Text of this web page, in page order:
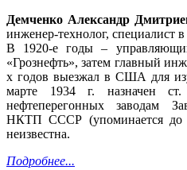
Демченко Александр
инженер-технолог, специалист
В 1920-е годы –
«Грознефть», затем главный
х годов выезжал в США для
марте 1934 г. назначен
нефтеперегонных заводам
НКТП СССР (упоминается до
неизвестна.
Подробнее...